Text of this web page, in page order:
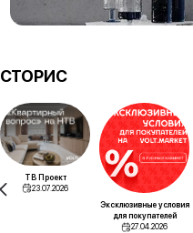
СТОРИС
ТВ Проект
23.07.2026
Эксклюзивные условия
для покупателей
27.04.2026